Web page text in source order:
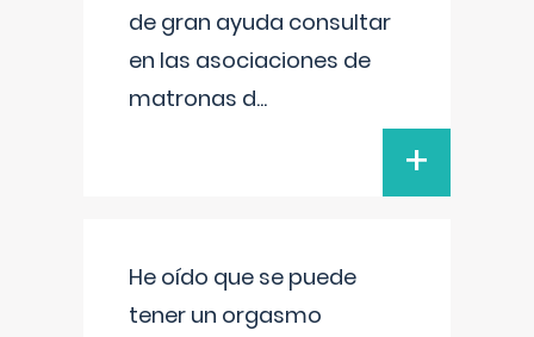
de gran ayuda consultar
en las asociaciones de
matronas d...
+
He oído que se puede
tener un orgasmo